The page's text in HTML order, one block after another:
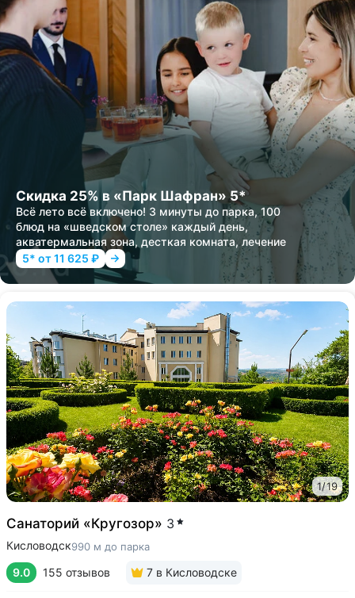
Скидка 25% в «Парк Шафран» 5*
Всё лето всё включено! 3 минуты до парка, 100
блюд на «шведском столе» каждый день,
акватермальная зона, десткая комната, лечение
5* от 11 625 ₽
1/19
Санаторий «Кругозор» 3
Кисловодск990 м до парка
9.0 155 отзывов 7 в Кисловодске